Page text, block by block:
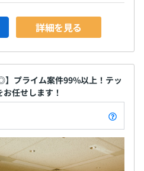
、RDS、S3、lambda、
SQL Server、Oracle
Slack、G Suite（プロジェク
など）
、技術メーリングリスト
ウォーターフォール、POCな
詳細を見る
】プライム案件99%以上！テッ
任せします！